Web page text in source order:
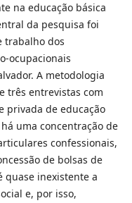
na educação básica
da pesquisa foi
trabalho dos
ocupacionais
A metodologia
três entrevistas com
privada de educação
uma concentração de
confessionais,
de bolsas de
quase inexistente a
e, por isso,